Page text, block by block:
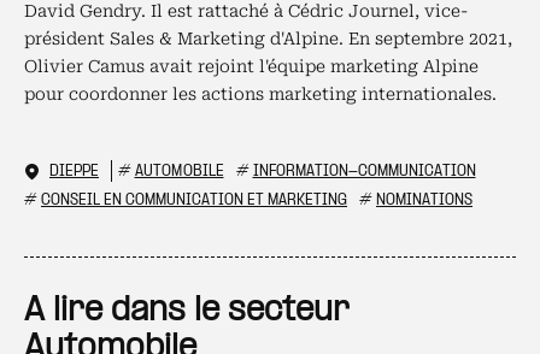
David Gendry. Il est rattaché à Cédric Journel, vice-
président Sales & Marketing d'Alpine. En septembre 2021,
Olivier Camus avait rejoint l'équipe marketing Alpine
pour coordonner les actions marketing internationales.
DIEPPE # AUTOMOBILE # INFORMATION-COMMUNICATION
# CONSEIL EN COMMUNICATION ET MARKETING # NOMINATIONS
A lire dans le secteur